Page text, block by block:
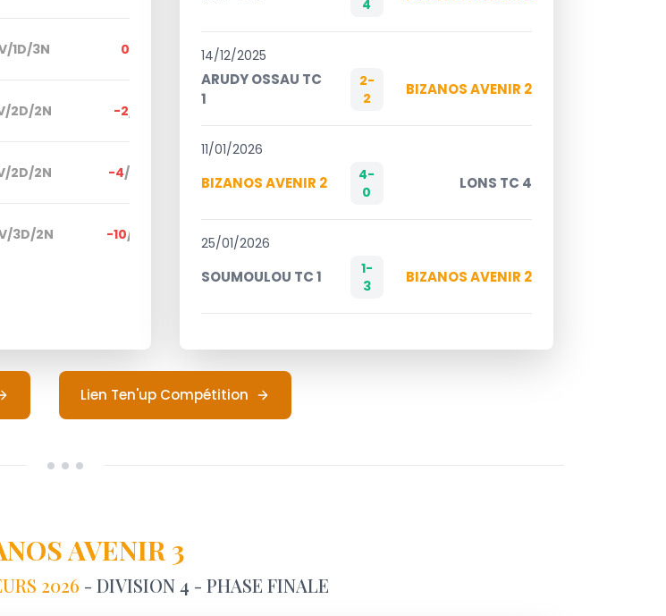
1D/3N 0
2D/2N -2
2D/2N -4/
3D/2N -10/
4
14/12/2025
ARUDY OSSAU TC
1
2-
2
BIZANOS AVENIR 2
11/01/2026
BIZANOS AVENIR 2
4-
0
LONS TC 4
25/01/2026
SOUMOULOU TC 1
1-
3
BIZANOS AVENIR 2
Lien Ten'up Compétition
AVENIR 3
2026 - DIVISION 4 - PHASE FINALE